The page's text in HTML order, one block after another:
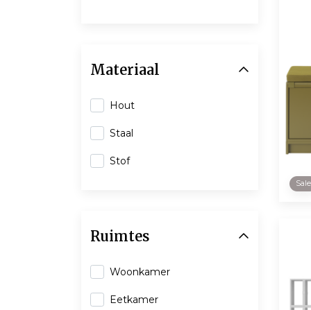
Sale
Materiaal
Hout
Staal
Stof
Ruimtes
Woonkamer
Eetkamer